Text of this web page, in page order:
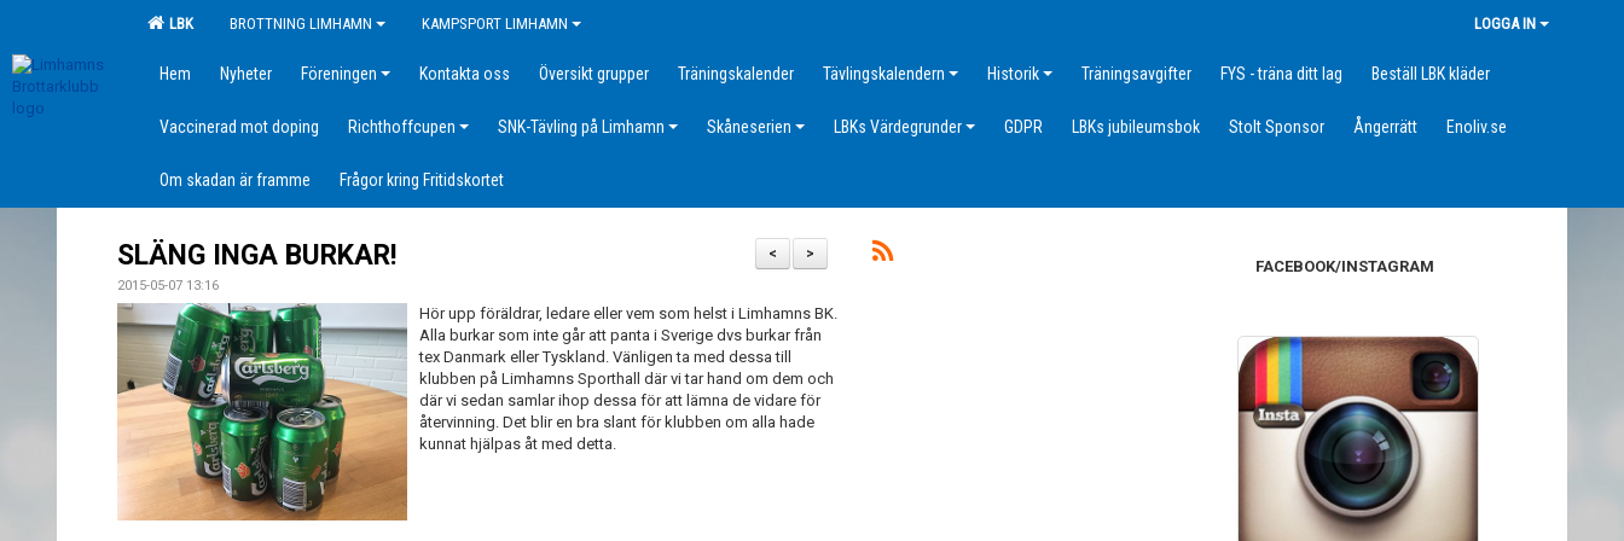
LBK BROTTNING LIMHAMN KAMPSPORT LIMHAMN LOGGA IN
Hem Nyheter Föreningen Kontakta oss Översikt grupper Träningskalender Tävlingskalendern Historik Träningsavgifter FYS - träna ditt lag Beställ LBK kläder
Vaccinerad mot doping Richthoffcupen SNK-Tävling på Limhamn Skåneserien LBKs Värdegrunder GDPR LBKs jubileumsbok Stolt Sponsor Ångerrätt Enoliv.se
Om skadan är framme Frågor kring Fritidskortet
>
<
SLÄNG INGA BURKAR!
2015-05-07 13:16
Hör upp föräldrar, ledare eller vem som helst i Limhamns BK.
Alla burkar som inte går att panta i Sverige dvs burkar från
tex Danmark eller Tyskland. Vänligen ta med dessa till
klubben på Limhamns Sporthall där vi tar hand om dem och
där vi sedan samlar ihop dessa för att lämna de vidare för
återvinning. Det blir en bra slant för klubben om alla hade
kunnat hjälpas åt med detta.
FACEBOOK/INSTAGRAM